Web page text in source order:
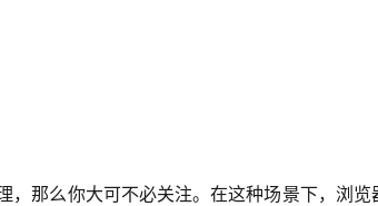
，那么你大可不必关注。在这种场景下，浏览